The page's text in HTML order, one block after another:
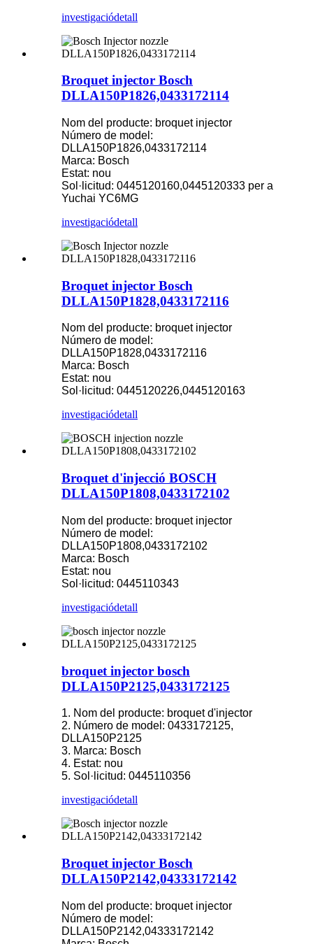
investigaciódetall
Broquet injector Bosch
DLLA150P1826,0433172114
Nom del producte: broquet injector
Número de model:
DLLA150P1826,0433172114
Marca: Bosch
Estat: nou
Sol·licitud: 0445120160,0445120333 per a
Yuchai YC6MG
investigaciódetall
Broquet injector Bosch
DLLA150P1828,0433172116
Nom del producte: broquet injector
Número de model:
DLLA150P1828,0433172116
Marca: Bosch
Estat: nou
Sol·licitud: 0445120226,0445120163
investigaciódetall
Broquet d'injecció BOSCH
DLLA150P1808,0433172102
Nom del producte: broquet injector
Número de model:
DLLA150P1808,0433172102
Marca: Bosch
Estat: nou
Sol·licitud: 0445110343
investigaciódetall
broquet injector bosch
DLLA150P2125,0433172125
1. Nom del producte: broquet d'injector
2. Número de model: 0433172125,
DLLA150P2125
3. Marca: Bosch
4. Estat: nou
5. Sol·licitud: 0445110356
investigaciódetall
Broquet injector Bosch
DLLA150P2142,04333172142
Nom del producte: broquet injector
Número de model:
DLLA150P2142,04333172142